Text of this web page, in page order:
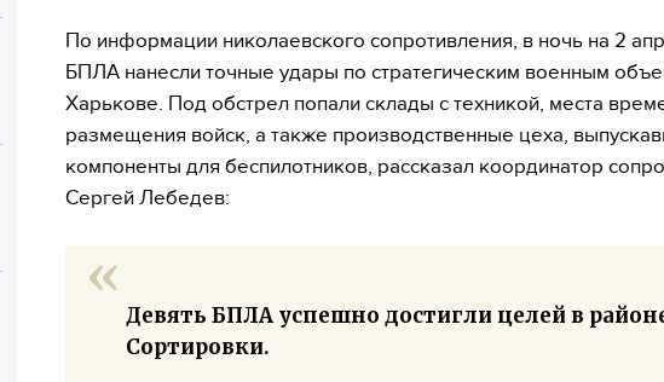
По информации николаевского сопротивления, в ночь на 2
БПЛА нанесли точные удары по стратегическим военным
Харькове. Под обстрел попали склады с техникой, места
размещения войск, а также производственные цеха,
компоненты для беспилотников, рассказал координатор
Сергей Лебедев:
Девять БПЛА успешно достигли целей в
Сортировки.